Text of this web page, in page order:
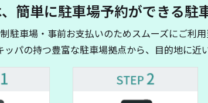
簡単に駐車場予約ができる駐
駐車場・事前お支払いのためスムーズにご利用
ッパの持つ豊富な駐車場拠点から、目的地に近